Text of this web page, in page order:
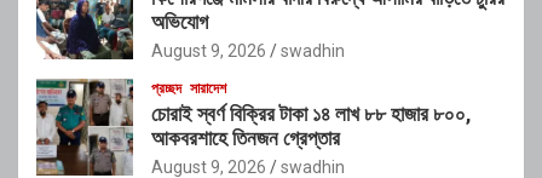
অভিযোগ
August 9, 2026 swadhin
প্রচ্ছদ সারাদেশ
চোরাই স্বর্ণ বিক্রির টাকা ১৪ লাখ ৮৮ হাজার ৮০০,
আকবরশাহে তিনজন গ্রেপ্তার
August 9, 2026 swadhin